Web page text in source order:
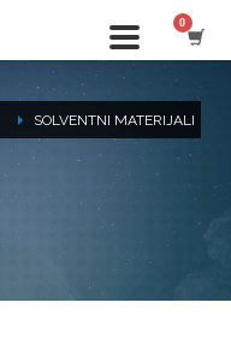
SOLVENTNI MATERIJALI